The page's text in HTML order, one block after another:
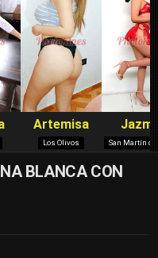
BLANCA CON